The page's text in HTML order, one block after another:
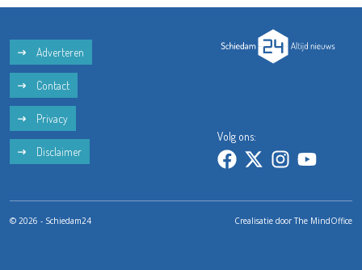
Adverteren
Contact
Privacy
Disclaimer
Volg ons:
© 2026 - Schiedam24 Crealisatie doorThe MindOffice